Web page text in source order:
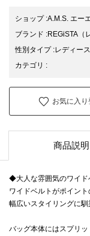
ショップ:A.M.S. エー
ブランド :REGiSTA （
性別タイプ:レディース
カテゴリ :
お気に入り
商品説明
◆大人な雰囲気のワイ
ワイドベルトがポイン
幅広いスタイリングに
バッグ本体にはスプリッ